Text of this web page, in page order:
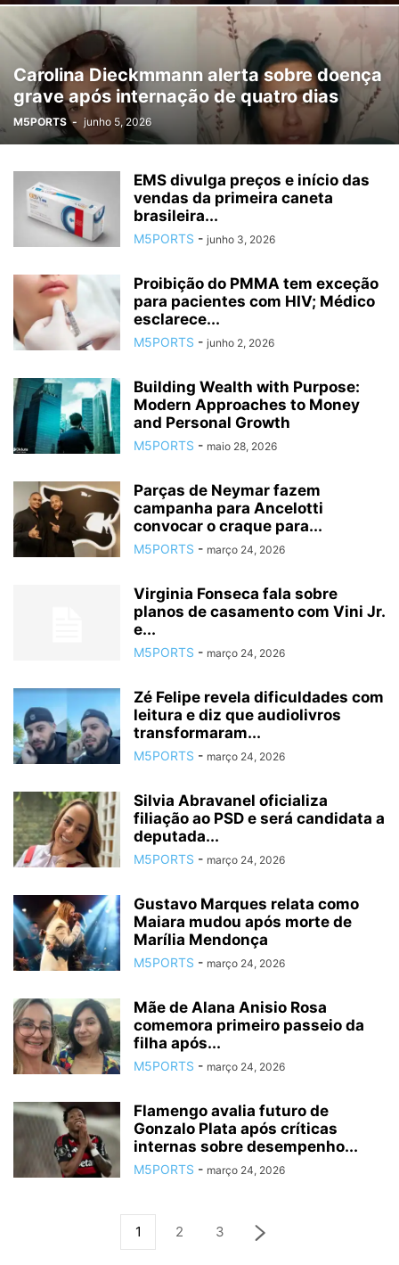
Carolina Dieckmmann alerta sobre doença
grave após internação de quatro dias
M5PORTS - junho 5, 2026
EMS divulga preços e início das
vendas da primeira caneta
brasileira...
M5PORTS - junho 3, 2026
Proibição do PMMA tem exceção
para pacientes com HIV; Médico
esclarece...
M5PORTS - junho 2, 2026
Building Wealth with Purpose:
Modern Approaches to Money
and Personal Growth
M5PORTS - maio 28, 2026
Parças de Neymar fazem
campanha para Ancelotti
convocar o craque para...
M5PORTS - março 24, 2026
Virginia Fonseca fala sobre
planos de casamento com Vini Jr.
e...
M5PORTS - março 24, 2026
Zé Felipe revela dificuldades com
leitura e diz que audiolivros
transformaram...
M5PORTS - março 24, 2026
Silvia Abravanel oficializa
filiação ao PSD e será candidata a
deputada...
M5PORTS - março 24, 2026
Gustavo Marques relata como
Maiara mudou após morte de
Marília Mendonça
M5PORTS - março 24, 2026
Mãe de Alana Anisio Rosa
comemora primeiro passeio da
filha após...
M5PORTS - março 24, 2026
Flamengo avalia futuro de
Gonzalo Plata após críticas
internas sobre desempenho...
M5PORTS - março 24, 2026
1 2 3